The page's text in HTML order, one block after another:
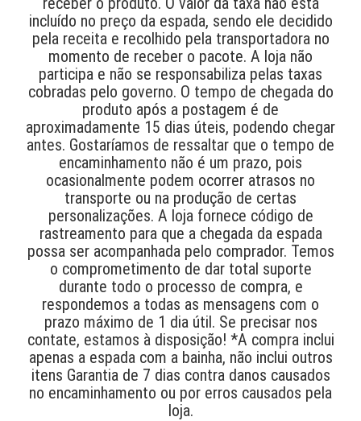
incluído no preço da espada, sendo ele decidido
pela receita e recolhido pela transportadora no
momento de receber o pacote. A loja não
participa e não se responsabiliza pelas taxas
cobradas pelo governo. O tempo de chegada do
produto após a postagem é de
aproximadamente 15 dias úteis, podendo chegar
antes. Gostaríamos de ressaltar que o tempo de
encaminhamento não é um prazo, pois
ocasionalmente podem ocorrer atrasos no
transporte ou na produção de certas
personalizações. A loja fornece código de
rastreamento para que a chegada da espada
possa ser acompanhada pelo comprador. Temos
o comprometimento de dar total suporte
durante todo o processo de compra, e
respondemos a todas as mensagens com o
prazo máximo de 1 dia útil. Se precisar nos
contate, estamos à disposição! *A compra inclui
apenas a espada com a bainha, não inclui outros
itens Garantia de 7 dias contra danos causados
no encaminhamento ou por erros causados pela
loja.